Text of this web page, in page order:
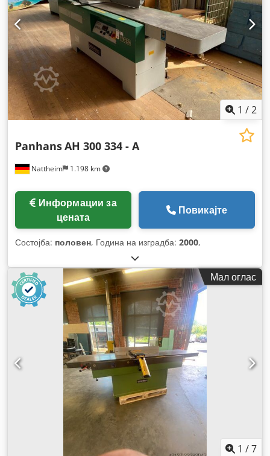
1 /2
Nattheim 1.198 km
PanhansAH 300 334 - A
цената
Повикајте
Состојба: половен, Година на изградба: 2000,
Мал оглас
1 /7